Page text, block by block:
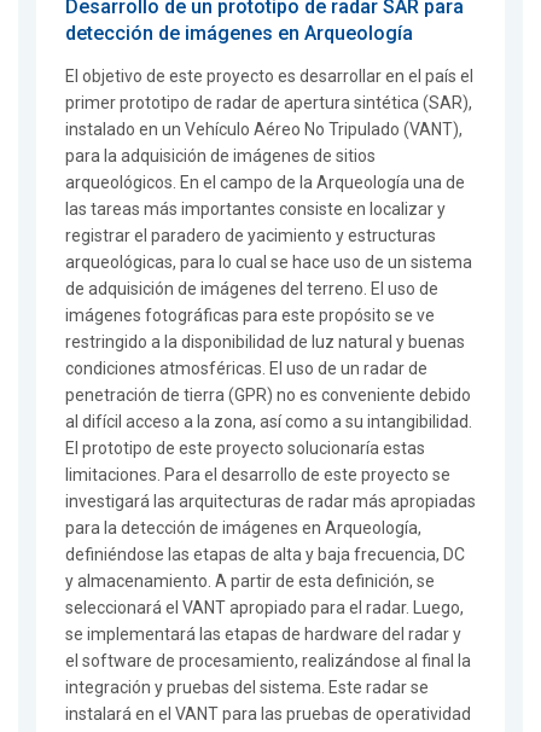
Desarrollo de un prototipo de radar SAR para
detección de imágenes en Arqueología
El objetivo de este proyecto es desarrollar en el país el
primer prototipo de radar de apertura sintética (SAR),
instalado en un Vehículo Aéreo No Tripulado (VANT),
para la adquisición de imágenes de sitios
arqueológicos. En el campo de la Arqueología una de
las tareas más importantes consiste en localizar y
registrar el paradero de yacimiento y estructuras
arqueológicas, para lo cual se hace uso de un sistema
de adquisición de imágenes del terreno. El uso de
imágenes fotográficas para este propósito se ve
restringido a la disponibilidad de luz natural y buenas
condiciones atmosféricas. El uso de un radar de
penetración de tierra (GPR) no es conveniente debido
al difícil acceso a la zona, así como a su intangibilidad.
El prototipo de este proyecto solucionaría estas
limitaciones. Para el desarrollo de este proyecto se
investigará las arquitecturas de radar más apropiadas
para la detección de imágenes en Arqueología,
definiéndose las etapas de alta y baja frecuencia, DC
y almacenamiento. A partir de esta definición, se
seleccionará el VANT apropiado para el radar. Luego,
se implementará las etapas de hardware del radar y
el software de procesamiento, realizándose al final la
integración y pruebas del sistema. Este radar se
instalará en el VANT para las pruebas de operatividad